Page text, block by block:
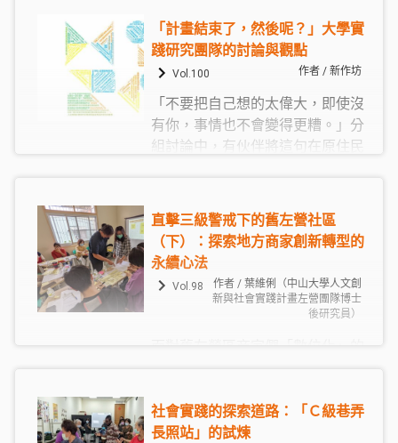
計畫邀請臺灣與日本各三位與地方
創生相關的參與團隊或個人，分享
自己在島國一隅，和地方的人們一
起挖掘在地資產、關注地方議題、
解決地方／社群需求的工作及生活
經驗。過程中，多位講者也特別提
到，面對Covid-19疫情衝擊，地方
「計畫結束了，然後呢？」大學實
踐研究團隊的討論與觀點
Vol.100 作者 / 新作坊
「不要把自己想的太偉大，即使沒
有你，事情也不會變得更糟。」分
組討論中，有伙伴將這句在原住民
將結束的必然性；二來也是慰勉大
家社會實踐的工作本就是一棒接一
棒，永不休止，更重要的是反過來
問自己，參與人社實踐計畫這幾年
為場域、為自我留下了什麼，並為
未來開創了什麼樣的契機與局面。
直擊三級警戒下的舊左營社區
（下）：探索地方商家創新轉型的
永續心法
Vol.98
作者 / 葉維俐（中山大學人文創
新與社會實踐計畫左營團隊博士
後研究員）
化」解決的問題，讓其真正找到轉
型的需求。若貿然導入「數位轉
社會實踐的探索道路：「Ｃ級巷弄
長照站」的試煉